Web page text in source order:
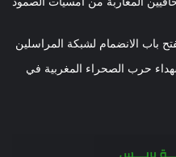
باب الانضمام لشبكة المراسلين
حرب الصحراء المغربية في